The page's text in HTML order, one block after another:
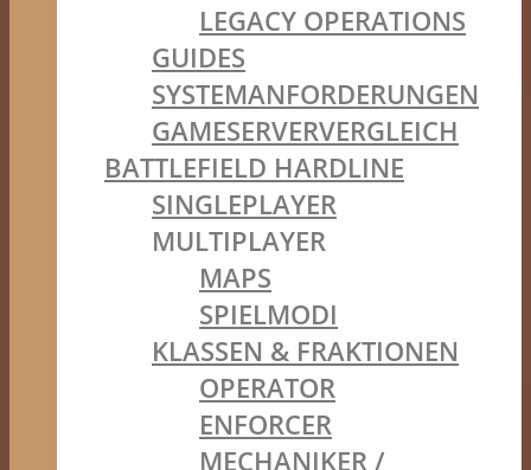
LEGACY OPERATIONS
GUIDES
SYSTEMANFORDERUNGEN
GAMESERVERVERGLEICH
BATTLEFIELD HARDLINE
SINGLEPLAYER
MULTIPLAYER
MAPS
SPIELMODI
KLASSEN & FRAKTIONEN
OPERATOR
ENFORCER
MECHANIKER /